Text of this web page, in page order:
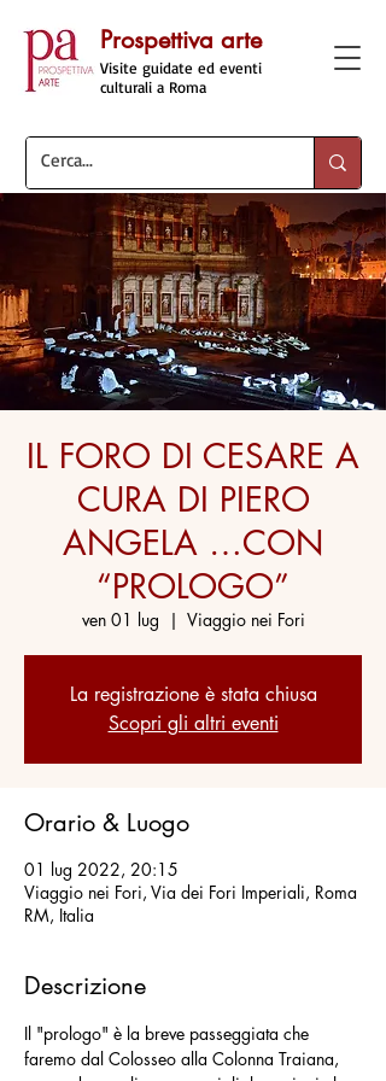
Visite guidate ed eventi
culturali a Roma
Prospettiva arte
IL FORO DI CESARE A
CURA DI PIERO
ANGELA …CON
“PROLOGO”
ven 01 lug
  |
Viaggio nei Fori
La registrazione è stata chiusa
Scopri gli altri eventi
Orario & Luogo
01 lug 2022, 20:15
Viaggio nei Fori, Via dei Fori Imperiali, Roma
RM, Italia
Descrizione
Il "prologo" è la breve passeggiata che
faremo dal Colosseo alla Colonna Traiana,